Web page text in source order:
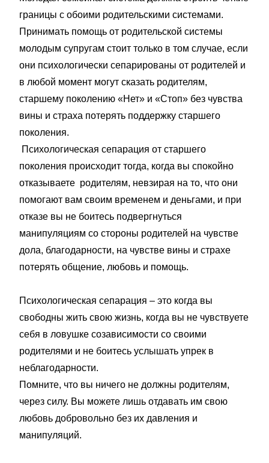
границы с обоими родительскими системами.
Принимать помощь от родительской системы
молодым супругам стоит только в том случае, если
они психологически сепарированы от родителей и
в любой момент могут сказать родителям,
старшему поколению «Нет» и «Стоп» без чувства
вины и страха потерять поддержку старшего
поколения.
Психологическая сепарация от старшего
поколения происходит тогда, когда вы спокойно
отказываете родителям, невзирая на то, что они
помогают вам своим временем и деньгами, и при
отказе вы не боитесь подвергнуться
манипуляциям со стороны родителей на чувстве
дола, благодарности, на чувстве вины и страхе
потерять общение, любовь и помощь.
Психологическая сепарация – это когда вы
свободны жить свою жизнь, когда вы не чувствуете
себя в ловушке созависимости со своими
родителями и не боитесь услышать упрек в
неблагодарности.
Помните, что вы ничего не должны родителям,
через силу. Вы можете лишь отдавать им свою
любовь добровольно без их давления и
манипуляций.